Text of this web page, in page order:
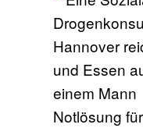
Notlösung